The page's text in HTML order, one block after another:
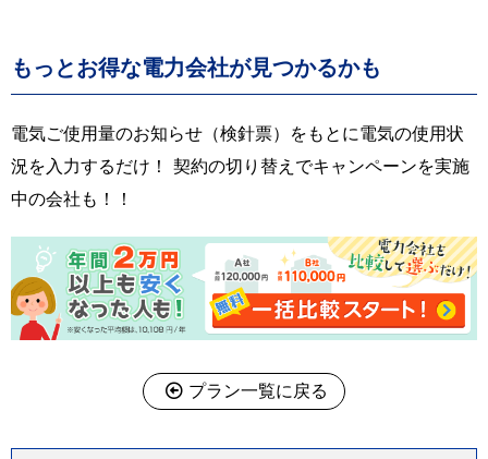
もっとお得な電力会社が見つかるかも
電気ご使用量のお知らせ（検針票）をもとに電気の使用状
況を入力するだけ！ 契約の切り替えでキャンペーンを実施
中の会社も！！
プラン一覧に戻る